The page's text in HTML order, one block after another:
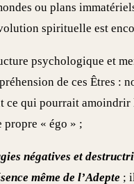
ou plans
spirituelle est
psychologique et
de ces Êtres :
ce qui pourrait amoindrir
« égo » ;
négatives et
même de l’Adepte ;